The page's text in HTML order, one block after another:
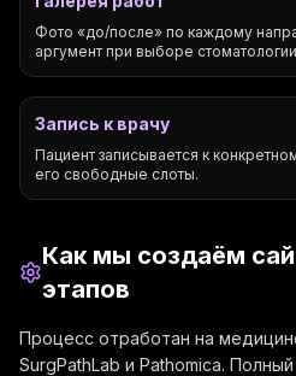
Фото «до/после» по каждому
аргумент при выборе
Запись к врачу
Пациент записывается к
его свободные слоты.
Как мы создаём
этапов
Процесс отработан на
SurgPathLab и Pathomica.